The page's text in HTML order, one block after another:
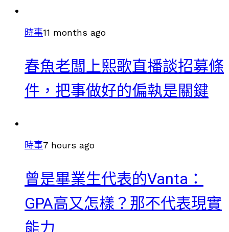
時事11 months ago
春魚老闆上熙歌直播談招募條
件，把事做好的偏執是關鍵
時事7 hours ago
曾是畢業生代表的Vanta：
GPA高又怎樣？那不代表現實